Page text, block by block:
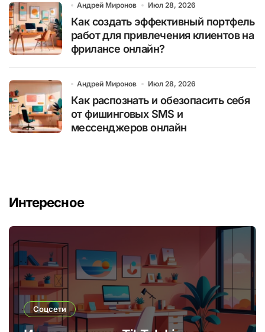
Андрей Миронов Июл 28, 2026
Как создать эффективный портфель
работ для привлечения клиентов на
фрилансе онлайн?
Андрей Миронов Июл 28, 2026
Как распознать и обезопасить себя
от фишинговых SMS и
мессенджеров онлайн
Интересное
Соцсети